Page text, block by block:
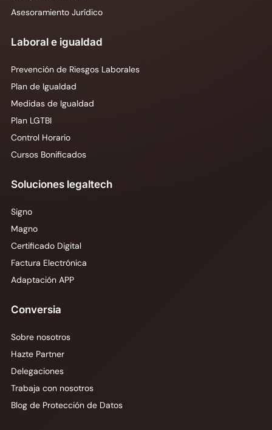
Asesoramiento Jurídico
Laboral e igualdad
Prevención de Riesgos Laborales
Plan de Igualdad
Medidas de Igualdad
Plan LGTBI
Control Horario
Cursos Bonificados
Soluciones legaltech
Signo
Magno
Certificado Digital
Factura Electrónica
Adaptación APP
Conversia
Sobre nosotros
Hazte Partner
Delegaciones
Trabaja con nosotros
Blog de Protección de Datos